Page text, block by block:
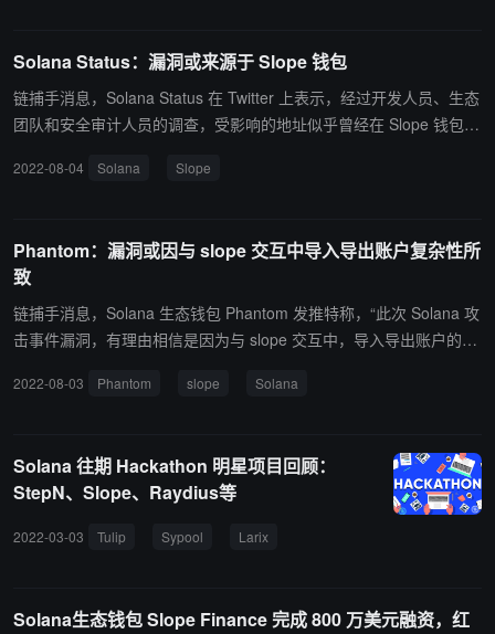
也可能会被盗用，用户不应该重复使用以前在 Slope 移动应用中使用
过的助记词衍生的钱包。（来源链接）
Solana Status：漏洞或来源于 Slope 钱包
链捕手消息，Solana Status 在 Twitter 上表示，经过开发人员、生态
团队和安全审计人员的调查，受影响的地址似乎曾经在 Slope 钱包应
示，目前具体细节仍在调查中，可能是由于私钥信息被无意间传输到
2022-08-04 Solana Slope
Phantom：漏洞或因与 slope 交互中导入导出账户复杂性所
致
链捕手消息，Solana 生态钱包 Phantom 发推特称，“此次 Solana 攻
击事件漏洞，有理由相信是因为与 slope 交互中，导入导出账户的复
创建新的助记词。（来源链接）
2022-08-03 Phantom slope Solana
Solana 往期 Hackathon 明星项目回顾：
StepN、Slope、Raydius等
2022-03-03 Tulip Sypool Larix
Solana生态钱包 Slope Finance 完成 800 万美元融资，红